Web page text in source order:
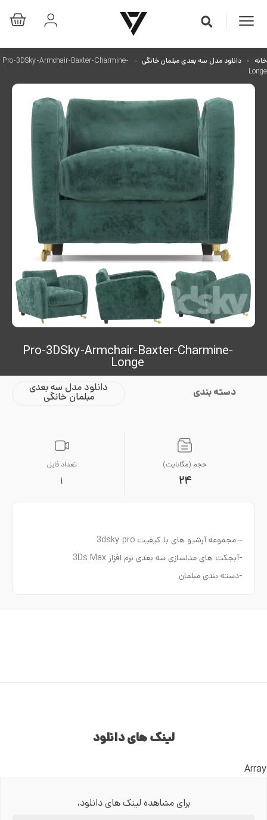
خانه دانلود مدل سه بعدی مبلمان خانگی
Pro-3DSky-Armchair-Baxter-Charmine-
Longe
Pro-3DSky-Armchair-Baxter-Charmine-
Longe
دسته بندی دانلود مدل سه بعدی
مبلمان خانگی
حجم (مگابایت)
24
تعداد فایل
1
– مجموعه آرشیو های با کیفیت 3dsky pro
-آبجکت های مدلسازی سه بعدی نرم افزار 3Ds Max
-دسته بندی مبلمان
لینک های دانلود
Array
برای مشاهده لینک های دانلود،